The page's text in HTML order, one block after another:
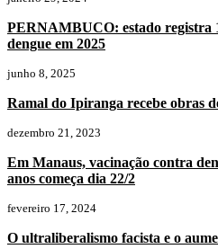
PERNAMBUCO: estado registra
dengue em 2025
junho 8, 2025
Ramal do Ipiranga recebe obras
dezembro 21, 2023
Em Manaus, vacinação contra
anos começa dia 22/2
fevereiro 17, 2024
O ultraliberalismo facista e o